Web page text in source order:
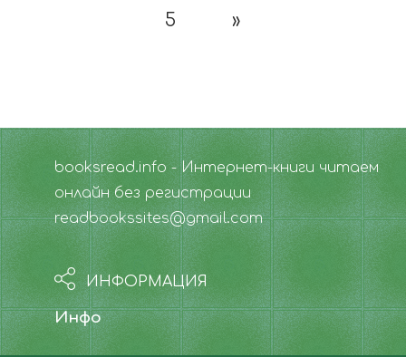
5 »
booksread.info - Интернет-книги читаем
онлайн без регистрации
readbookssites@gmail.com
ИНФОРМАЦИЯ
Инфо